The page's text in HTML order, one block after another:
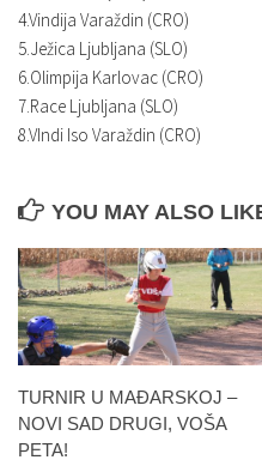
4.Vindija Varaždin (CRO)
5.Ježica Ljubljana (SLO)
6.Olimpija Karlovac (CRO)
7.Race Ljubljana (SLO)
8.VIndi Iso Varaždin (CRO)
YOU MAY ALSO
TURNIR U MAĐARSKOJ –
NOVI SAD DRUGI, VOŠA
PETA!